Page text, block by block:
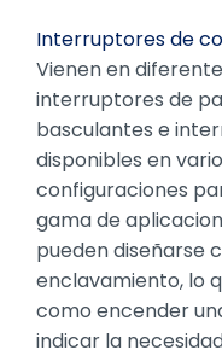
Interruptores de
Vienen en
interruptores de
basculantes e
disponibles en
configuraciones
gama de
pueden diseñarse
enclavamiento, lo
como encender
indicar la